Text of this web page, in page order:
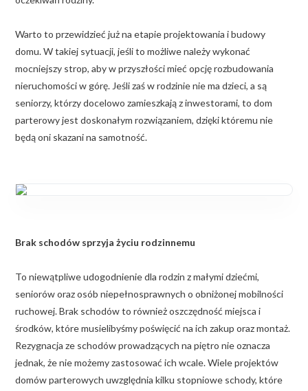
Warto to przewidzieć już na etapie projektowania i budowy
domu. W takiej sytuacji, jeśli to możliwe należy wykonać
mocniejszy strop, aby w przyszłości mieć opcję rozbudowania
nieruchomości w górę. Jeśli zaś w rodzinie nie ma dzieci, a są
seniorzy, którzy docelowo zamieszkają z inwestorami, to dom
parterowy jest doskonałym rozwiązaniem, dzięki któremu nie
będą oni skazani na samotność.
Brak schodów sprzyja życiu rodzinnemu
To niewątpliwe udogodnienie dla rodzin z małymi dziećmi,
seniorów oraz osób niepełnosprawnych o obniżonej mobilności
ruchowej. Brak schodów to również oszczędność miejsca i
środków, które musielibyśmy poświęcić na ich zakup oraz montaż.
Rezygnacja ze schodów prowadzących na piętro nie oznacza
jednak, że nie możemy zastosować ich wcale. Wiele projektów
domów parterowych uwzględnia kilku stopniowe schody, które